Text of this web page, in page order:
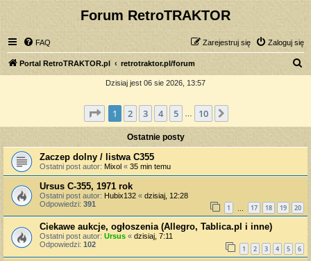
Forum RetroTRAKTOR
FAQ Zaloguj się
Zarejestruj się
Portal RetroTRAKTOR.pl retrotraktor.pl/forum
a
j
Dzisiaj jest 06 sie 2026, 13:57
Strona z10
1 2 3 4 5 10
Ostatnie posty
Zaczep dolny / listwa C355
Ostatni post autor: Mixol « 35 min temu
Ursus C-355, 1971 rok
Ostatni post autor: Hubix132 « dzisiaj, 12:28
Odpowiedzi: 391 1 17 18 19 20
Ciekawe aukcje, ogłoszenia (Allegro, Tablica.pl i inne)
Ostatni post autor: Ursus « dzisiaj, 7:11
Odpowiedzi: 102 1 2 3 4 5 6